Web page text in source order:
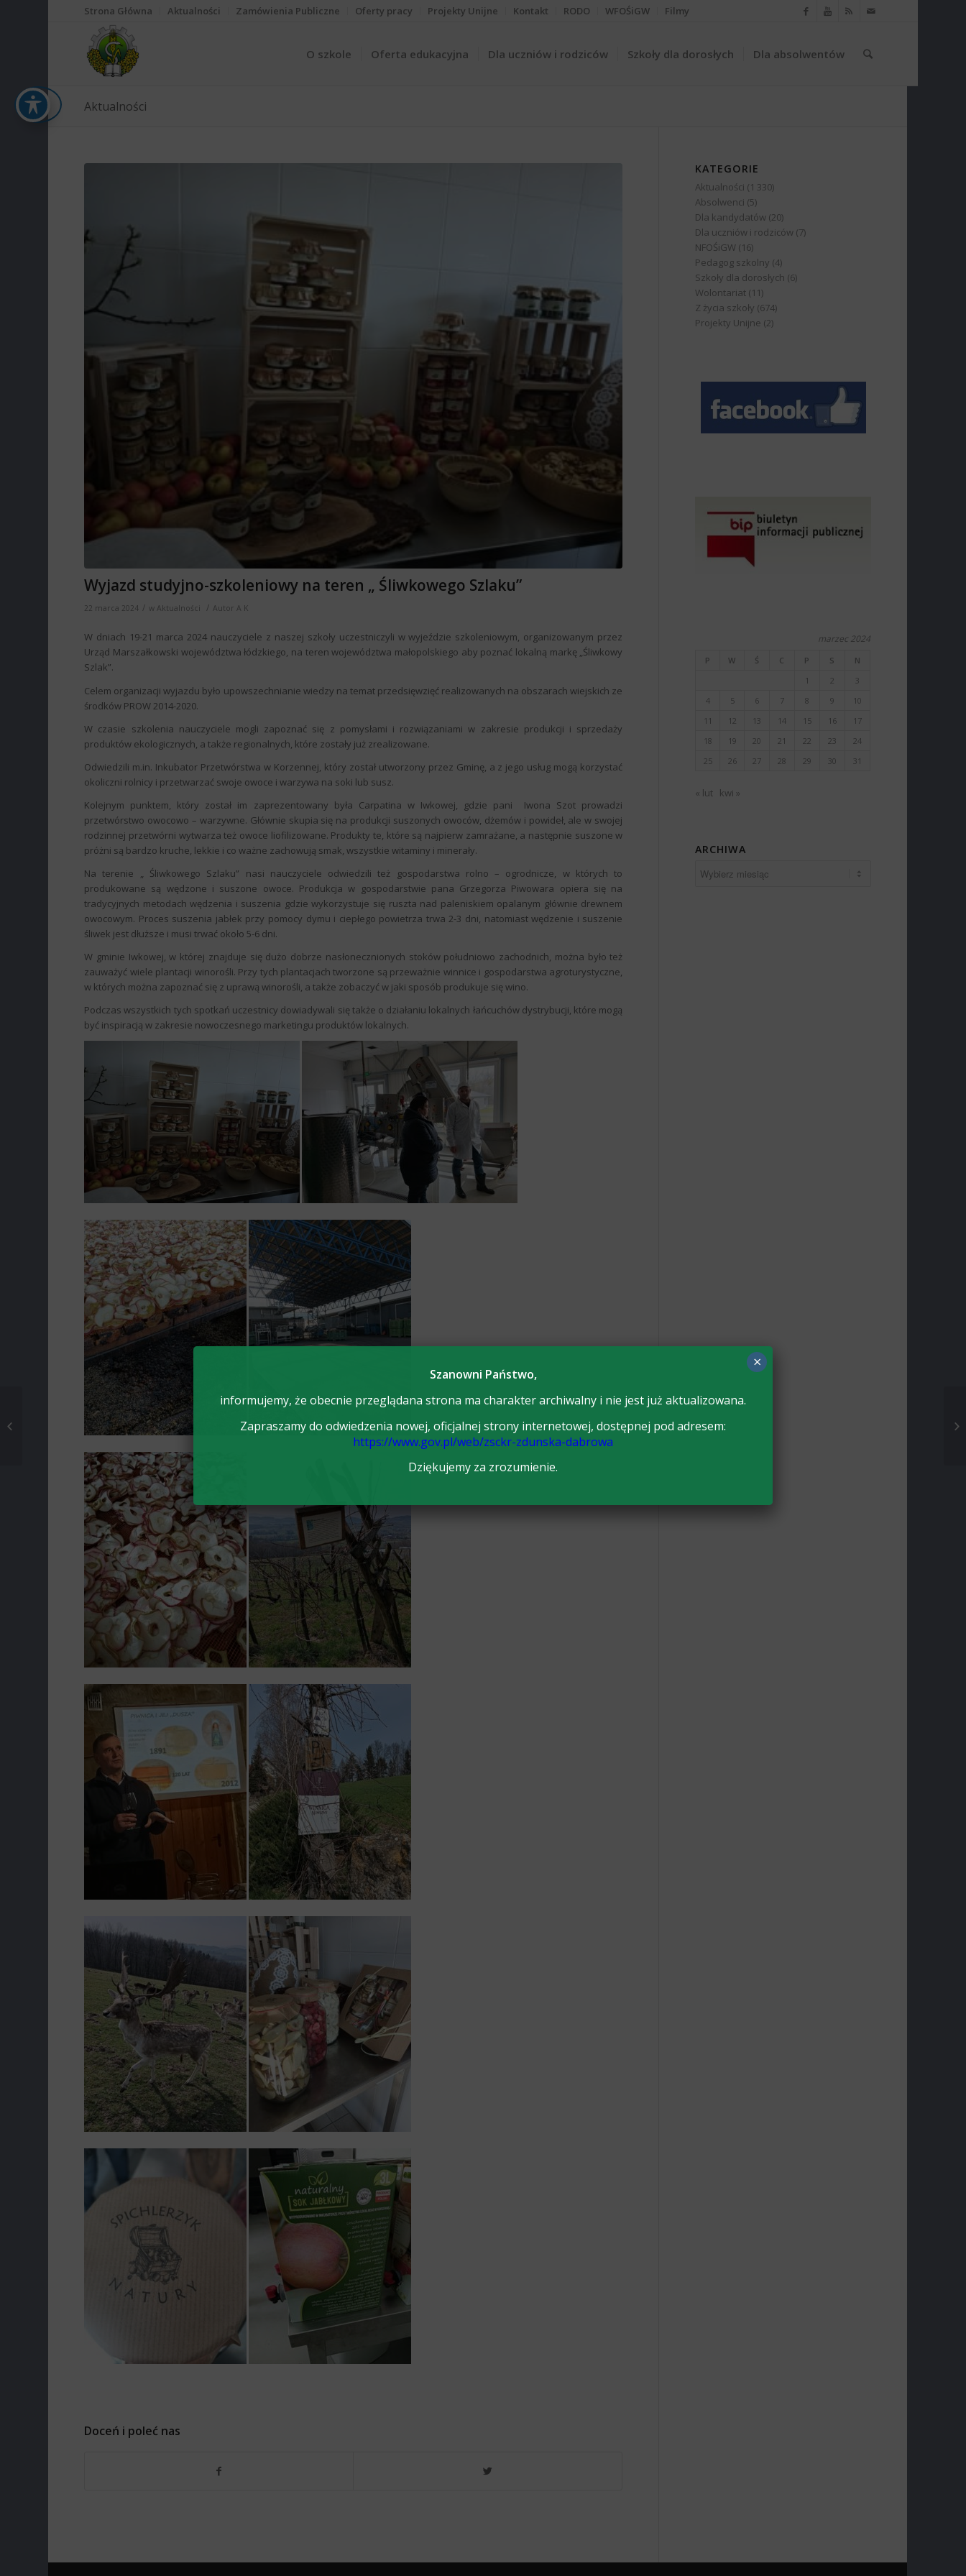
Strona Główna Aktualności Zamówienia Publiczne Oferty pracy Projekty Unijne Kontakt RODO WFOŚiGW Filmy
O szkole Oferta edukacyjna Dla uczniów i rodziców Szkoły dla dorosłych Dla absolwentów
Aktualności
Wyjazd studyjno-szkoleniowy na teren „ Śliwkowego Szlaku”
22 marca 2024 / wAktualności / AutorA K
W dniach 19-21 marca 2024 nauczyciele z naszej szkoły uczestniczyli w wyjeździe szkoleniowym, organizowanym przez
Urząd Marszałkowski województwa łódzkiego, na teren województwa małopolskiego aby poznać lokalną markę „Śliwkowy
Szlak”.
Celem organizacji wyjazdu było upowszechnianie wiedzy na temat przedsięwzięć realizowanych na obszarach wiejskich ze
środków PROW 2014-2020.
W czasie szkolenia nauczyciele mogli zapoznać się z pomysłami i rozwiązaniami w zakresie produkcji i sprzedaży
produktów ekologicznych, a także regionalnych, które zostały już zrealizowane.
Odwiedzili m.in. Inkubator Przetwórstwa w Korzennej, który został utworzony przez Gminę, a z jego usług mogą korzystać
okoliczni rolnicy i przetwarzać swoje owoce i warzywa na soki lub susz.
Kolejnym punktem, który został im zaprezentowany była Carpatina w Iwkowej, gdzie pani Iwona Szot prowadzi
przetwórstwo owocowo – warzywne. Głównie skupia się na produkcji suszonych owoców, dżemów i powideł, ale w swojej
rodzinnej przetwórni wytwarza też owoce liofilizowane. Produkty te, które są najpierw zamrażane, a następnie suszone w
próżni są bardzo kruche, lekkie i co ważne zachowują smak, wszystkie witaminy i minerały.
Na terenie „ Śliwkowego Szlaku” nasi nauczyciele odwiedzili też gospodarstwa rolno – ogrodnicze, w których to
produkowane są wędzone i suszone owoce. Produkcja w gospodarstwie pana Grzegorza Piwowara opiera się na
tradycyjnych metodach wędzenia i suszenia gdzie wykorzystuje się ruszta nad paleniskiem opalanym głównie drewnem
owocowym. Proces suszenia jabłek przy pomocy dymu i ciepłego powietrza trwa 2-3 dni, natomiast wędzenie i suszenie
śliwek jest dłuższe i musi trwać około 5-6 dni.
W gminie Iwkowej, w której znajduje się dużo dobrze nasłonecznionych stoków południowo zachodnich, można było też
zauważyć wiele plantacji winorośli. Przy tych plantacjach tworzone są przeważnie winnice i gospodarstwa agroturystyczne,
w których można zapoznać się z uprawą winorośli, a także zobaczyć w jaki sposób produkuje się wino.
Podczas wszystkich tych spotkań uczestnicy dowiadywali się także o działaniu lokalnych łańcuchów dystrybucji, które mogą
być inspiracją w zakresie nowoczesnego marketingu produktów lokalnych.
Doceń i poleć nas
KATEGORIE
Aktualności (1 330)
Absolwenci (5)
Dla kandydatów (20)
Dla uczniów i rodziców (7)
NFOŚiGW (16)
Pedagog szkolny (4)
Szkoły dla dorosłych (6)
Wolontariat (11)
Z życia szkoły (674)
Projekty Unijne (2)
marzec 2024
P W Ś C P S
N
1
2
3
4
5 6 7 8 9
10
11
12 13 14 15 16
17
18
19 20 21 22 23
24
25
26 27 28 29 30 31
« lut kwi »
ARCHIWA
TARGI KARIERY
Szanowni Państwo,
informujemy, że obecnie przeglądana strona ma charakter archiwalny i nie jest już aktualizowana.
Zapraszamy do odwiedzenia nowej, oficjalnej strony internetowej, dostępnej pod adresem:
https://www.gov.pl/web/zsckr-zdunska-dabrowa
Dziękujemy za zrozumienie.
×